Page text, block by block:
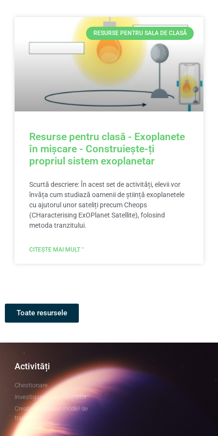
RESURSE PENTRU SALA DE CLASĂ
Resurse pentru clasă - Exoplanete
în mișcare - Construiește-ți
propriul sistem exoplanetar
Scurtă descriere: În acest set de activități, elevii vor
învăța cum studiază oamenii de știință exoplanetele
cu ajutorul unor sateliți precum Cheops
(CHaracterising ExOPlanet Satellite), folosind
metoda tranzitului.
CITEȘTE MAI MULT "
Toate resursele
Activități
Chestionare
Investigarea exoplanetelor
Creați-vă propriul model de
tranzit